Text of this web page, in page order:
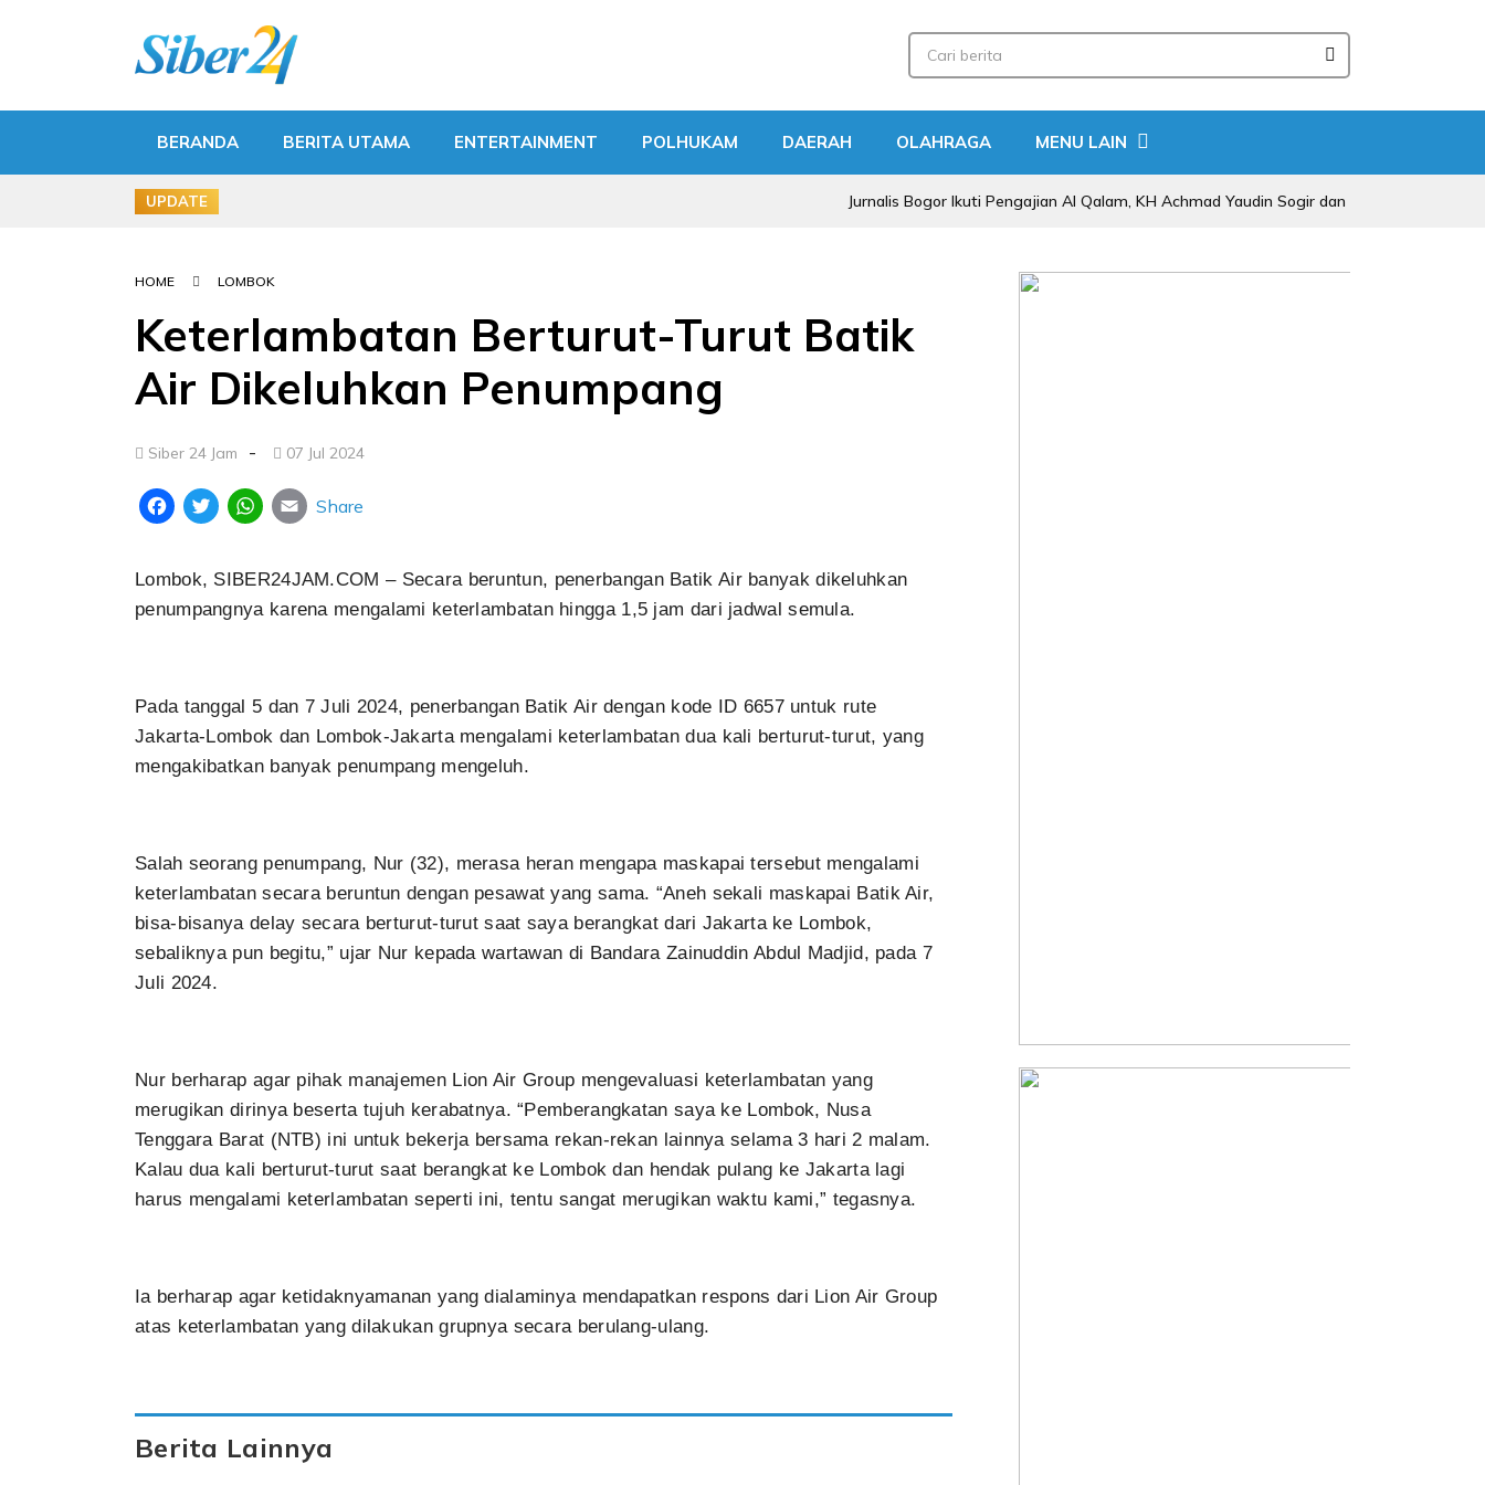
BERANDA BERITA UTAMA ENTERTAINMENT POLHUKAM DAERAH OLAHRAGA MENU LAIN
UPDATE Jurnalis Bogor Ikuti Pengajian Al Qalam, KH Achmad Yaudin Sogir dan Gus Sholeh Beri Pesan
HOME LOMBOK
Keterlambatan Berturut-Turut Batik
Air Dikeluhkan Penumpang
Siber 24 Jam - 07 Jul 2024
FacebookTwitterWhatsApp
Email
Share
Lombok, SIBER24JAM.COM – Secara beruntun, penerbangan Batik Air banyak dikeluhkan
penumpangnya karena mengalami keterlambatan hingga 1,5 jam dari jadwal semula.
Pada tanggal 5 dan 7 Juli 2024, penerbangan Batik Air dengan kode ID 6657 untuk rute
Jakarta-Lombok dan Lombok-Jakarta mengalami keterlambatan dua kali berturut-turut, yang
mengakibatkan banyak penumpang mengeluh.
Salah seorang penumpang, Nur (32), merasa heran mengapa maskapai tersebut mengalami
keterlambatan secara beruntun dengan pesawat yang sama. “Aneh sekali maskapai Batik Air,
bisa-bisanya delay secara berturut-turut saat saya berangkat dari Jakarta ke Lombok,
sebaliknya pun begitu,” ujar Nur kepada wartawan di Bandara Zainuddin Abdul Madjid, pada 7
Juli 2024.
Nur berharap agar pihak manajemen Lion Air Group mengevaluasi keterlambatan yang
merugikan dirinya beserta tujuh kerabatnya. “Pemberangkatan saya ke Lombok, Nusa
Tenggara Barat (NTB) ini untuk bekerja bersama rekan-rekan lainnya selama 3 hari 2 malam.
Kalau dua kali berturut-turut saat berangkat ke Lombok dan hendak pulang ke Jakarta lagi
harus mengalami keterlambatan seperti ini, tentu sangat merugikan waktu kami,” tegasnya.
Ia berharap agar ketidaknyamanan yang dialaminya mendapatkan respons dari Lion Air Group
atas keterlambatan yang dilakukan grupnya secara berulang-ulang.
Berita Lainnya